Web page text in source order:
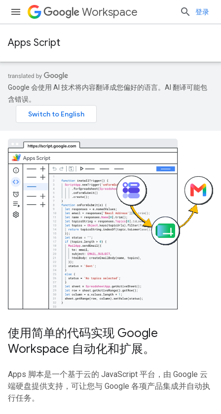
Workspace 登录
Apps Script
Google 会使用 AI 技术将内容翻译成您偏好的语言。AI 翻译可能包
含错误。
使用简单的代码实现 Google
Workspace 自动化和扩展。
Apps 脚本是一个基于云的 JavaScript 平台，由 Google 云
端硬盘提供支持，可让您与 Google 各项产品集成并自动执
行任务。